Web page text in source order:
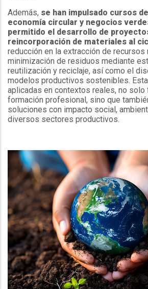
Además, se han impulsado cursos
economía circular y negocios
permitido el desarrollo de
reincorporación de materiales al
reducción en la extracción de recursos
minimización de residuos mediante
reutilización y reciclaje, así como el
modelos productivos sostenibles.
aplicadas en contextos reales, no solo
formación profesional, sino que
soluciones con impacto social,
diversos sectores productivos.